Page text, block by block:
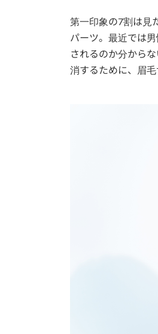
第一印象の7割は見
パーツ。最近では
されるのか分から
消するために、眉